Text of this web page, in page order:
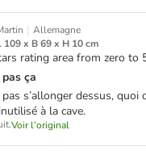
| Allemagne
109 x B 69 x H 10 cm
rating area from zero to
ça
s’allonger dessus, quoi
à la cave.
Voir l’original